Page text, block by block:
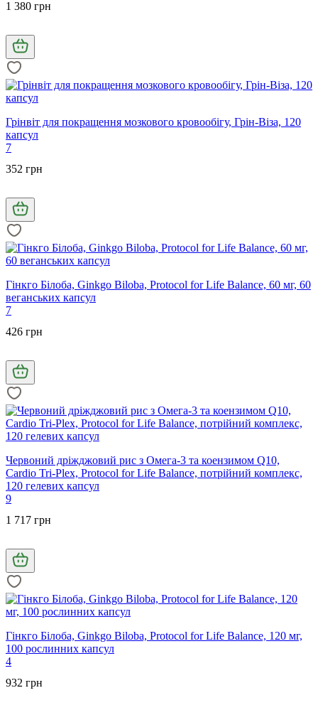
1 380 грн
Грінвіт для покращення мозкового кровообігу, Грін-Віза, 120
капсул
7
352 грн
Гінкго Білоба, Ginkgo Biloba, Protocol for Life Balance, 60 мг, 60
веганських капсул
7
426 грн
Червоний дріжджовий рис з Омега-3 та коензимом Q10,
Cardio Tri-Plex, Protocol for Life Balance, потрійний комплекс,
120 гелевих капсул
9
1 717 грн
Гінкго Білоба, Ginkgo Biloba, Protocol for Life Balance, 120 мг,
100 рослинних капсул
4
932 грн